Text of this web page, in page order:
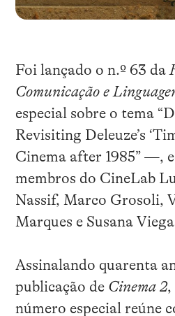
Foi lançado o n.º 63 da
Comunicação e
especial sobre o tema
Revisiting Deleuze’s
Cinema after 1985” —,
membros do CineLab
Nassif, Marco Grosoli,
Marques e Susana
Assinalando quarenta
publicação de Cinema 2,
número especial reúne